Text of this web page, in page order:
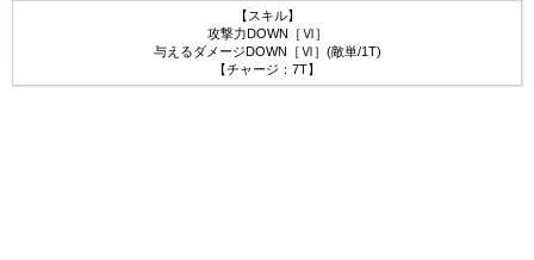
【スキル】
攻撃力DOWN［Ⅵ］
与えるダメージDOWN［Ⅵ］(敵単/1T)
【チャージ：7T】